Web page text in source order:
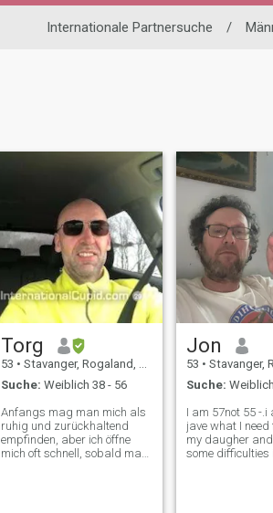
Internationale Partnersuche /
Torg
53 • Stavanger, Rogaland, Norwegen
Suche: Weiblich 38 - 56
Anfangs mag man mich als
ruhig und zurückhaltend
empfinden, aber ich öffne
mich oft schnell, sobald man
Jon
53 • Stavanger,
Suche:
I am 57not 55 -.i am not ritch
jave what I need
my daugher and cat I had
some difficulties